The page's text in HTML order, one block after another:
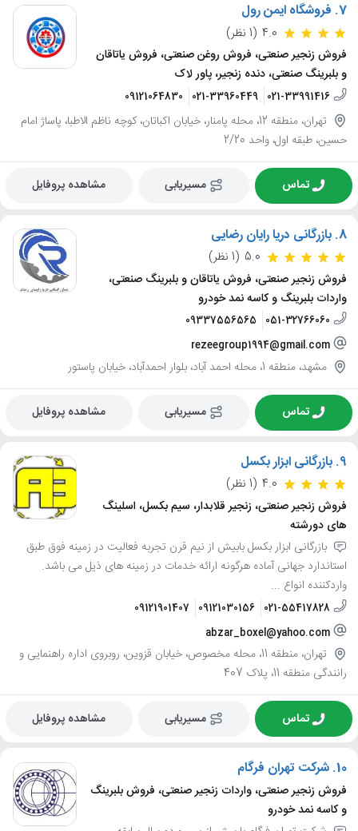
7. فروشگاه ایمن رول
4.0 (1 نظر)
فروش زنجیر صنعتی، فروش روغن صنعتی، فروش یاتاقان
و بلبرینگ صنعتی، دنده زنجیر، پاور لاک
021-33991416
021-33960449
09121064830
تهران، منطقه 12، محله پامنار، خیابان اکباتان، کوچه ناظم الاطبا، پاساژ امام
حسین، طبقه اول، واحد 2/20
تماس مسیریابی مشاهده پروفایل
8. بازرگانی دریا رایان رضایی
5.0 (1 نظر)
فروش زنجیر صنعتی، فروش یاتاقان و بلبرینگ صنعتی،
واردات بلبرینگ و کاسه نمد خودرو
051-32766060
09337556565
rezeegroup1994@gmail.com
مشهد، منطقه 1، محله احمد آباد، بلوار احمدآباد، خیابان پاستور
تماس مسیریابی مشاهده پروفایل
9. بازرگانی ابزار بکسل
4.0 (1 نظر)
فروش زنجیر صنعتی، زنجیر قلابدار، سیم بکسل، اسلینگ
های دورشته
بازرگانی ابزار بکسل بابیش از نیم قرن تجربه فعالیت در زمینه فوق طبق
استاندارد جهانی آماده هرگونه ارائه خدمات در زمینه های ذیل می باشد.
واردکننده انواع ...
021-55417828
09121030156
09121901407
abzar_boxel@yahoo.com
تهران، منطقه 11، محله مخصوص، خیابان قزوین، روبروی اداره راهنمایی و
رانندگی منطقه 11، پلاک 407
تماس مسیریابی مشاهده پروفایل
10. شرکت تهران فرگام
فروش زنجیر صنعتی، واردات زنجیر صنعتی، فروش بلبرینگ
و کاسه نمد خودرو